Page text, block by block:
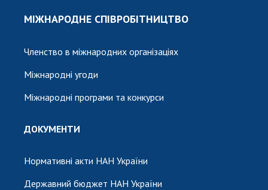
МІЖНАРОДНЕ СПІВРОБІТНИЦТВО
Членство в міжнародних організаціях
Міжнародні угоди
Міжнародні програми та конкурси
ДОКУМЕНТИ
Нормативні акти НАН України
Державний бюджет НАН України